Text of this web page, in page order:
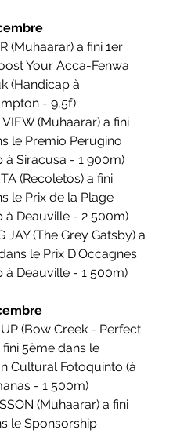
(Muhaarar) a fini 1er
Your Acca-Fenwa
(Handicap à
- 9,5f)
VIEW (Muhaarar) a fini
le Premio Perugino
à Siracusa - 1 900m)
(Recoletos) a fini
le Prix de la Plage
à Deauville - 2 500m)
JAY (The Grey Gatsby) a
le Prix D'Occagnes
à Deauville - 1 500m)
UP (Bow Creek - Perfect
5ème dans le
Cultural Fotoquinto (à
- 1 500m)
(Muhaarar) a fini
le Sponsorship